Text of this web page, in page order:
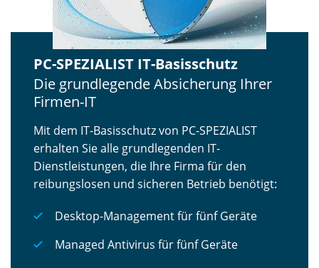
PC-SPEZIALIST IT-Basisschutz
Die grundlegende Absicherung Ihrer
Firmen-IT
Mit dem IT-Basisschutz von PC-SPEZIALIST
erhalten Sie alle grundlegenden IT-
Dienstleistungen, die Ihre Firma für den
reibungslosen und sicheren Betrieb benötigt:
Desktop-Management für fünf Geräte
Managed Antivirus für fünf Geräte